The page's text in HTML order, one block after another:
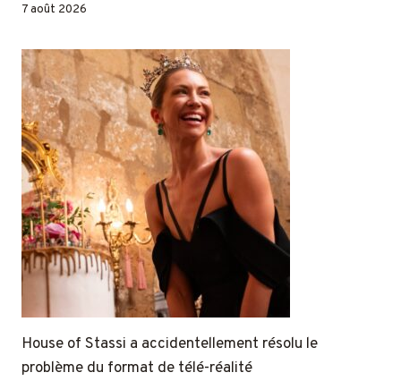
7 août 2026
House of Stassi a accidentellement résolu le
problème du format de télé-réalité